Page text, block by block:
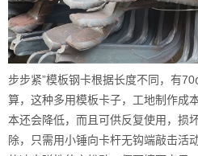
步步紧”模板钢卡根据长度不同，有
算，这种多用模板卡子，工地制作成
本还会降低，而且可供反复使用，损
除，只需用小锤向卡杆无钩端敲击活